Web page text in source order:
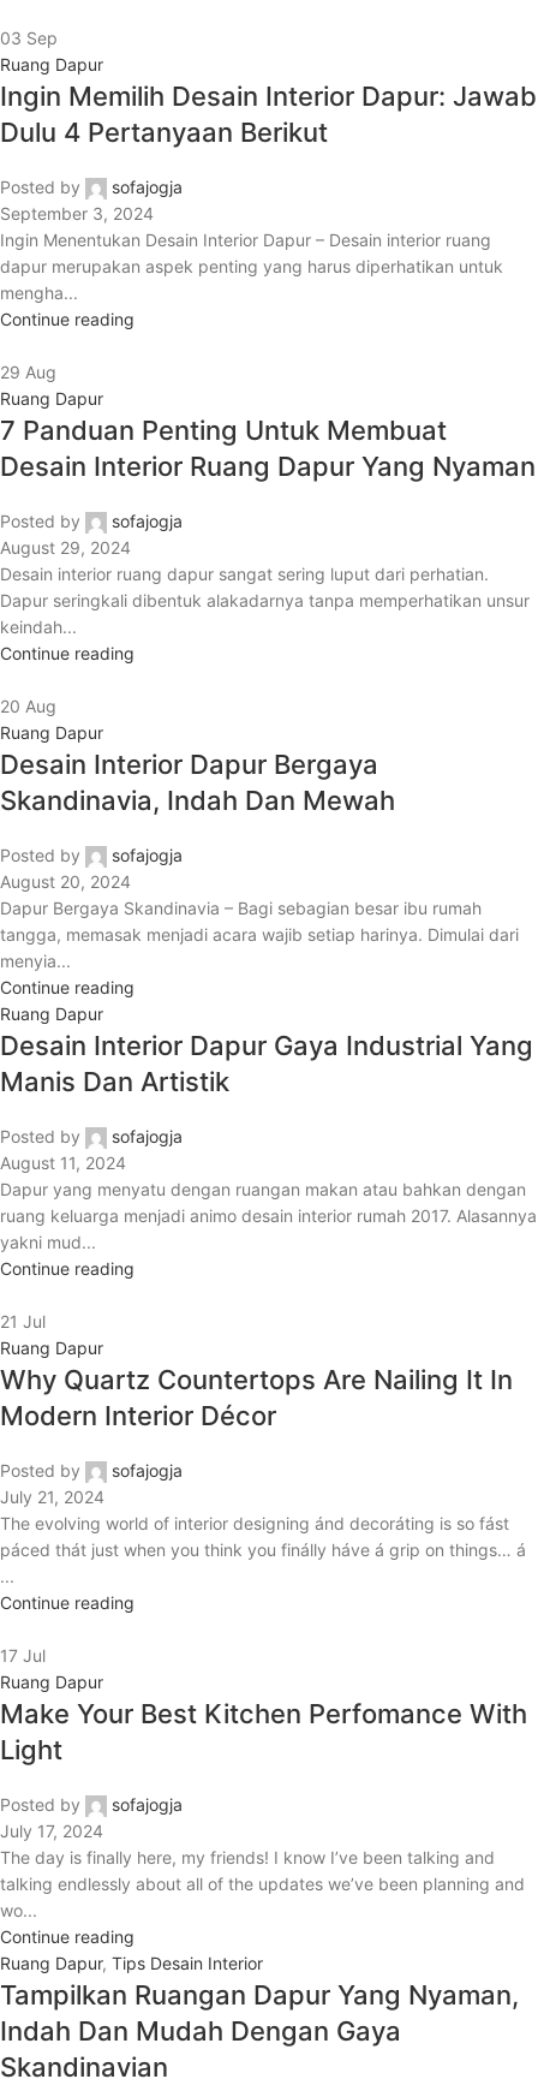
03 Sep
Ruang Dapur
Ingin Memilih Desain Interior Dapur: Jawab
Dulu 4 Pertanyaan Berikut
Posted by
sofajogja
September 3, 2024
Ingin Menentukan Desain Interior Dapur – Desain interior ruang
dapur merupakan aspek penting yang harus diperhatikan untuk
mengha...
Continue reading
29 Aug
Ruang Dapur
7 Panduan Penting Untuk Membuat
Desain Interior Ruang Dapur Yang Nyaman
Posted by
sofajogja
August 29, 2024
Desain interior ruang dapur sangat sering luput dari perhatian.
Dapur seringkali dibentuk alakadarnya tanpa memperhatikan unsur
keindah...
Continue reading
20 Aug
Ruang Dapur
Desain Interior Dapur Bergaya
Skandinavia, Indah Dan Mewah
Posted by
sofajogja
August 20, 2024
Dapur Bergaya Skandinavia – Bagi sebagian besar ibu rumah
tangga, memasak menjadi acara wajib setiap harinya. Dimulai dari
menyia...
Continue reading
Ruang Dapur
Desain Interior Dapur Gaya Industrial Yang
Manis Dan Artistik
Posted by
sofajogja
August 11, 2024
Dapur yang menyatu dengan ruangan makan atau bahkan dengan
ruang keluarga menjadi animo desain interior rumah 2017. Alasannya
yakni mud...
Continue reading
21 Jul
Ruang Dapur
Why Quartz Countertops Are Nailing It In
Modern Interior Décor
Posted by
sofajogja
July 21, 2024
The evolving world of interior designing ánd decoráting is so fást
páced thát just when you think you finálly háve á grip on things… á
...
Continue reading
17 Jul
Ruang Dapur
Make Your Best Kitchen Perfomance With
Light
Posted by
sofajogja
July 17, 2024
The day is finally here, my friends! I know I’ve been talking and
talking endlessly about all of the updates we’ve been planning and
wo...
Continue reading
Ruang Dapur, Tips Desain Interior
Tampilkan Ruangan Dapur Yang Nyaman,
Indah Dan Mudah Dengan Gaya
Skandinavian